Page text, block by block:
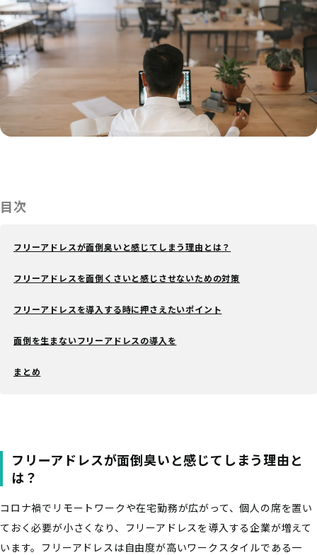
目次
フリーアドレスが面倒臭いと感じてしまう理由とは？
フリーアドレスを面倒くさいと感じさせないための対策
フリーアドレスを導入する時に押さえたいポイント
面倒を生まないフリーアドレスの導入を
まとめ
フリーアドレスが面倒臭いと感じてしまう理由と
は？
コロナ禍でリモートワークや在宅勤務が広がって、個人の席を置い
ておく必要が小さくなり、フリーアドレスを導入する企業が増えて
います。フリーアドレスは自由度が高いワークスタイルである一